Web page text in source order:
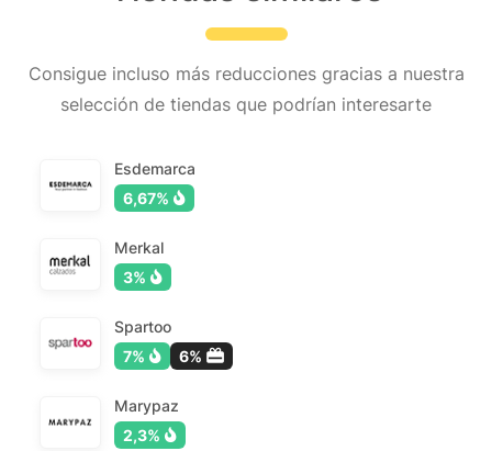
Consigue incluso más reducciones gracias a nuestra
selección de tiendas que podrían interesarte
Esdemarca
6,67%
Merkal
3%
Spartoo
7%
6%
Marypaz
2,3%